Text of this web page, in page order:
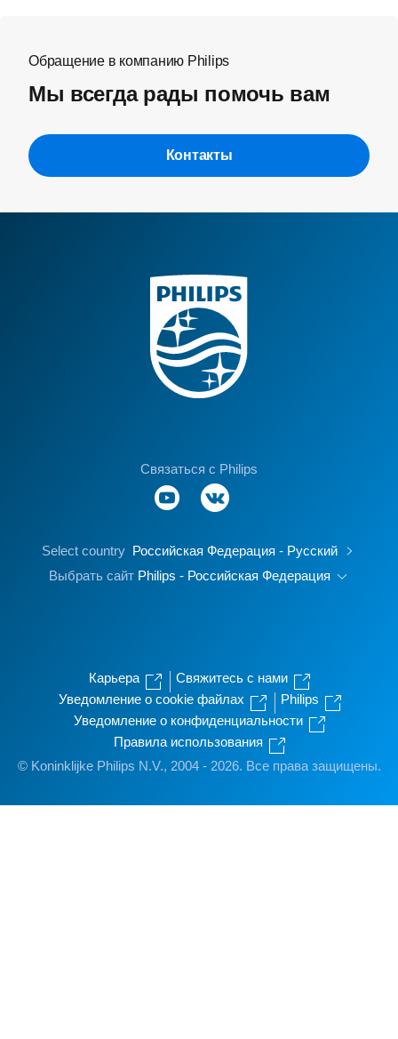
Обращение в компанию Philips
Мы всегда рады помочь вам
Контакты
Связаться с Philips
Select country Российская Федерация - Русский
Выбрать сайт Philips - Российская Федерация
Карьера
Свяжитесь с нами
Уведомление о cookie файлах
Philips
Уведомление о конфиденциальности
Правила использования
© Koninklijke Philips N.V., 2004 - 2026. Все права защищены.